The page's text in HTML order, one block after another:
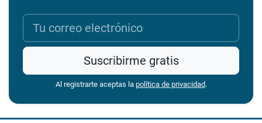
Suscribirme gratis
Al registrarte aceptas la política de privacidad.